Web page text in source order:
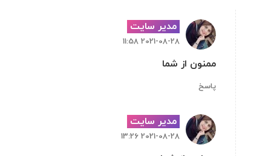
مدیر سایت
2021-08-28 11:58
ممنون از شما
پاسخ
مدیر سایت
2021-08-28 13:26